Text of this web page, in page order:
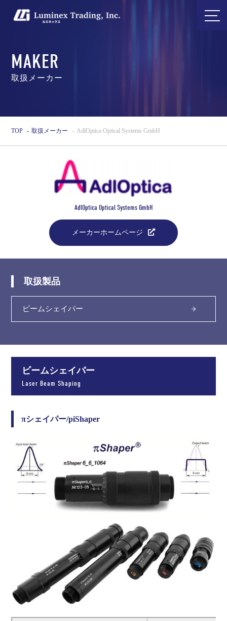
MAKER
取扱メーカー
TOP 取扱メーカー AdlOptica Optical Systems GmbH
AdlOptica Optical Systems GmbH
メーカーホームページ
取扱製品
ビームシェイパー
ビームシェイパー
Laser Beam Shaping
πシェイパー/piShaper